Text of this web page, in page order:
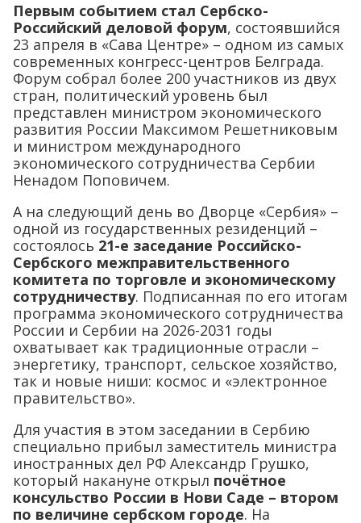
Первым событием стал Сербско-
Российский деловой форум, состоявшийся
23 апреля в «Сава Центре» – одном из самых
современных конгресс-центров Белграда.
Форум собрал более 200 участников из двух
стран, политический уровень был
представлен министром экономического
развития России Максимом Решетниковым
и министром международного
экономического сотрудничества Сербии
Ненадом Поповичем.
А на следующий день во Дворце «Сербия» –
одной из государственных резиденций –
состоялось 21-е заседание Российско-
Сербского межправительственного
комитета по торговле и экономическому
сотрудничеству. Подписанная по его итогам
программа экономического сотрудничества
России и Сербии на 2026-2031 годы
охватывает как традиционные отрасли –
энергетику, транспорт, сельское хозяйство,
так и новые ниши: космос и «электронное
правительство».
Для участия в этом заседании в Сербию
специально прибыл заместитель министра
иностранных дел РФ Александр Грушко,
который накануне открыл почётное
консульство России в Нови Саде – втором
по величине сербском городе. На